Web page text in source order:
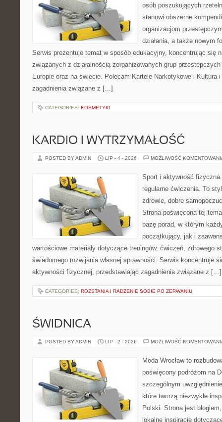
osób poszukujących
stanowi obszerne
organizacjom
działania, a także nowym
Serwis prezentuje temat w sposób edukacyjny, koncentrując się
związanych z działalnością zorganizowanych grup
Europie oraz na świecie. Polecam Kartele Narkotykowe i Kultura
zagadnienia związane z […]
CATEGORIES: KOSMETYKI
KARDIO I WYTRZYMAŁOŚĆ
POSTED BY ADMIN LIP - 4 - 2026 MOŻLIWOŚĆ
Sport i aktywność
regularne ćwiczenia. To
zdrowie, dobre
Strona poświęcona tej
bazę porad, w którym
początkujący, jak i
wartościowe materiały dotyczące treningów, ćwiczeń, zdrowego
świadomego rozwijania własnej sprawności. Serwis koncentruje
aktywności fizycznej, przedstawiając zagadnienia związane z […]
CATEGORIES: ROZSTANIA I RADZENIE SOBIE PO ZERWANIU
ŚWIDNICA
POSTED BY ADMIN LIP - 2 - 2026 MOŻLIWOŚĆ
Moda Wrocław to
poświęcony podróżom na
szczególnym
które tworzą niezwykle
Polski. Strona jest
lokalne inspiracje